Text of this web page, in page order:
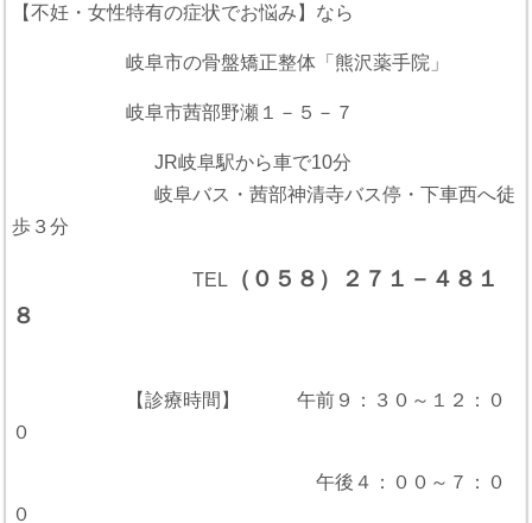
【不妊・女性特有の症状でお悩み】なら
岐阜市の骨盤矯正整体「熊沢薬手院」
岐阜市茜部野瀬１－５－７
JR岐阜駅から車で10分
岐阜バス・茜部神清寺バス停・下車西へ徒
歩３分
TEL
（０５８）２７１－４８１
８
【診療時間】 午前９：３０～１２：０
０
午後４：００～７：０
０